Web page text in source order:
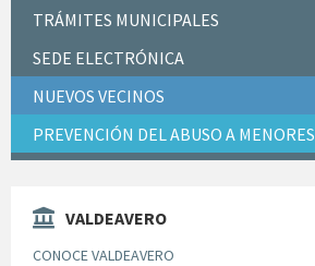
TRÁMITES MUNICIPALES
SEDE ELECTRÓNICA
NUEVOS VECINOS
PREVENCIÓN DEL ABUSO A MENORES
VALDEAVERO
CONOCE VALDEAVERO